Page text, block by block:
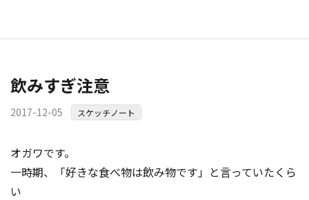
飲みすぎ注意
2017-12-05 スケッチノート
オガワです。
一時期、「好きな食べ物は飲み物です」と言っていたくら
い